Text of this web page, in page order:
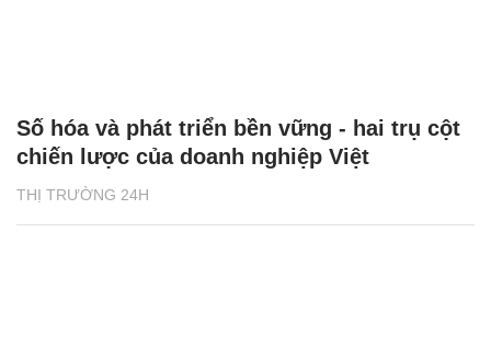
THỊ TRƯỜNG 24H
Số hóa và phát triển bền vững - hai trụ cột
chiến lược của doanh nghiệp Việt